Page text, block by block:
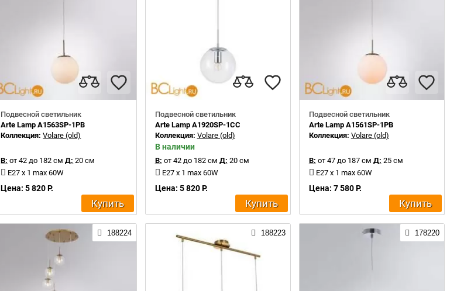
Подвесной светильник
Arte Lamp A1563SP-1PB
Коллекция:Volare (old)
В: от 42 до 182 см Д: 20 см
E27 x 1 max 60W
Цена: 5 820 Р.
Купить
Подвесной светильник
Arte Lamp A1920SP-1CC
Коллекция: Volare (old)
В наличии
В: от 42 до 182 см Д: 20 см
E27 x 1 max 60W
Цена: 5 820 Р.
Купить
Подвесной светильник
Arte Lamp A1561SP-1PB
Коллекция: Volare (old)
В: от 47 до 187 см Д: 25 см
E27 x 1 max 60W
Цена: 7 580 Р.
Купить
188224 188223 178220